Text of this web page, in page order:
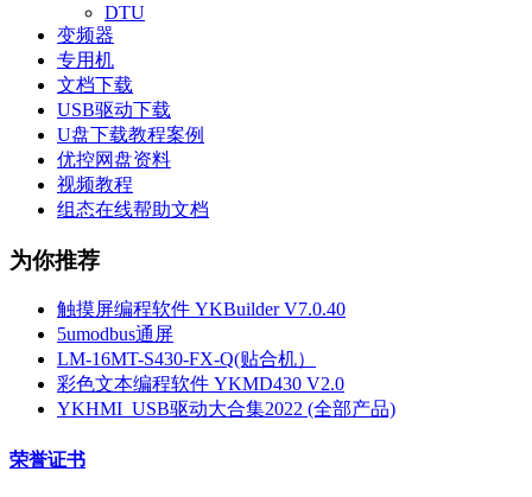
DTU
变频器
专用机
文档下载
USB驱动下载
U盘下载教程案例
优控网盘资料
视频教程
组态在线帮助文档
为你推荐
触摸屏编程软件 YKBuilder V7.0.40
5umodbus通屏
LM-16MT-S430-FX-Q(贴合机）
彩色文本编程软件 YKMD430 V2.0
YKHMI_USB驱动大合集2022 (全部产品)
荣誉证书